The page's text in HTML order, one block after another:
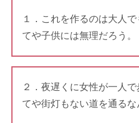
１．これを作るのは大人
てや子供には無理だろう。
２．夜遅くに女性が一人
てや街灯もない道を通るな